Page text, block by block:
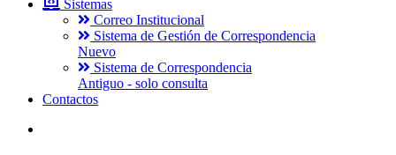
Sistemas
Correo Institucional
Sistema de Gestión de Correspondencia
Nuevo
Sistema de Correspondencia
Antiguo - solo consulta
Contactos